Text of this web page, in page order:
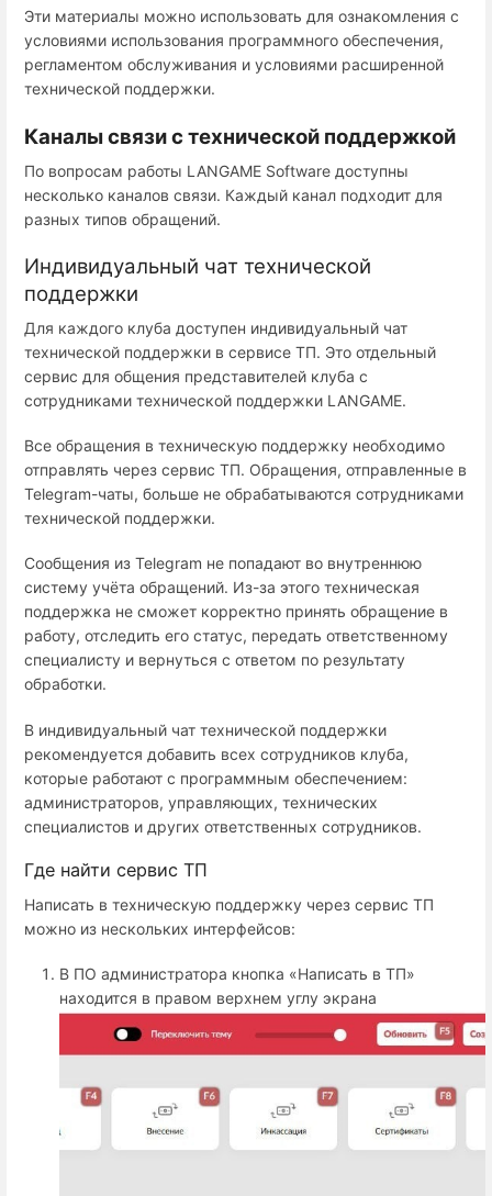
Эти материалы можно использовать для ознакомления с
условиями использования программного обеспечения,
регламентом обслуживания и условиями расширенной
технической поддержки.
Каналы связи с технической поддержкой
По вопросам работы LANGAME Software доступны
несколько каналов связи. Каждый канал подходит для
разных типов обращений.
Индивидуальный чат технической
поддержки
Для каждого клуба доступен индивидуальный чат
технической поддержки в сервисе ТП. Это отдельный
сервис для общения представителей клуба с
сотрудниками технической поддержки LANGAME.
Все обращения в техническую поддержку необходимо
отправлять через сервис ТП. Обращения, отправленные в
Telegram-чаты, больше не обрабатываются сотрудниками
технической поддержки.
Сообщения из Telegram не попадают во внутреннюю
систему учёта обращений. Из-за этого техническая
поддержка не сможет корректно принять обращение в
работу, отследить его статус, передать ответственному
специалисту и вернуться с ответом по результату
обработки.
В индивидуальный чат технической поддержки
рекомендуется добавить всех сотрудников клуба,
которые работают с программным обеспечением:
администраторов, управляющих, технических
специалистов и других ответственных сотрудников.
Где найти сервис ТП
Написать в техническую поддержку через сервис ТП
можно из нескольких интерфейсов:
В ПО администратора кнопка «Написать в ТП»
находится в правом верхнем углу экрана